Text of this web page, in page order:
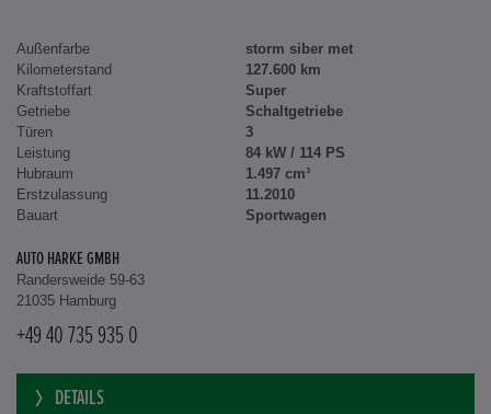
Außenfarbe
storm siber met
Kilometerstand
127.600 km
Kraftstoffart
Super
Getriebe
Schaltgetriebe
Türen
3
Leistung
84 kW / 114 PS
Hubraum
1.497 cm³
Erstzulassung
11.2010
Bauart
Sportwagen
AUTO HARKE GMBH
Randersweide 59-63
21035 Hamburg
+49 40 735 935 0
DETAILS